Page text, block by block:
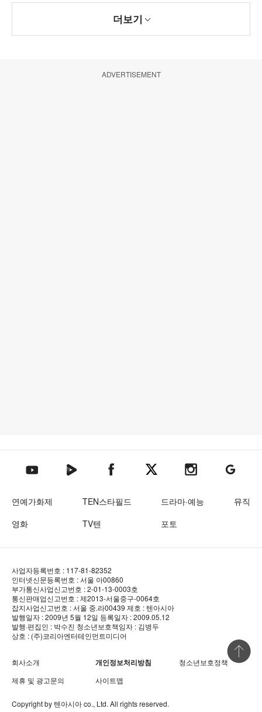
더보기
ADVERTISEMENT
텐아시아 유튜브텐아시아 네이버TV텐아시아 페이스북텐아시아 엑스텐아시아 인스타그램
텐아시아
연예가화제 TEN스타필드 드라마·예능
뮤직
영화
TV텐 포토
사업자등록번호 : 117-81-82352
인터넷신문등록번호 : 서울 아00860
부가통신사업신고번호 : 2-01-13-0003호
통신판매업신고번호 : 제2013-서울중구-0064호
잡지사업신고번호 : 서울 중.라00439 제호 : 텐아시아
발행일자 : 2009년 5월 12일 등록일자 : 2009.05.12
발행·편집인 : 박수진 청소년보호책임자 : 김병두
상호 : (주)코리아엔터테인먼트미디어
회사소개 개인정보처리방침
청소년보호정책
제휴 및 광고문의
사이트맵
Copyright by 텐아시아co., Ltd. All rights reserved.
상단 바로